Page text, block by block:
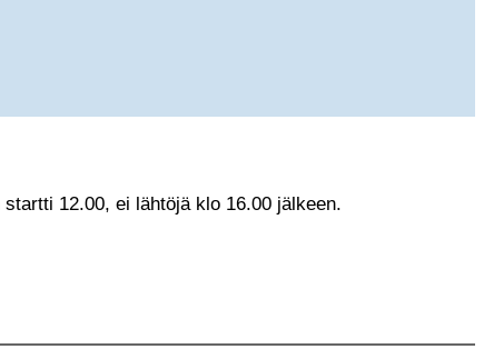
12.00, ei lähtöjä klo 16.00 jälkeen.